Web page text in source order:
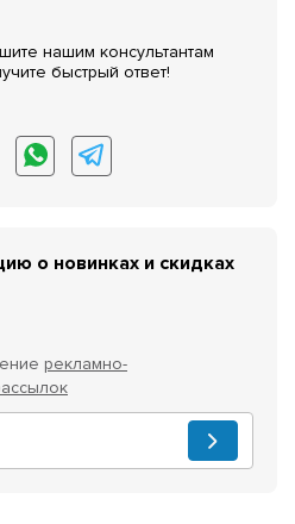
нашим консультантам
быстрый ответ!
о новинках и скидках
рекламно-